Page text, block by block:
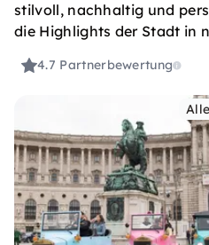
stilvoll, nachhaltig und
die Highlights der Stadt in
4.7 Partnerbewertung